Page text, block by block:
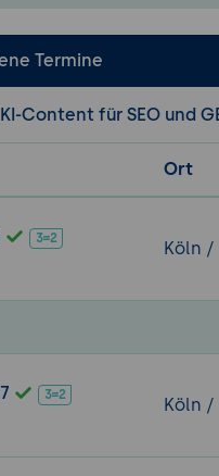
7. Multi-Modell-
Modell-
Effizienz:
8. E-E-A-T
lässt.
Update-
Termine
Content für SEO und
Ort
Köln /
Köln /